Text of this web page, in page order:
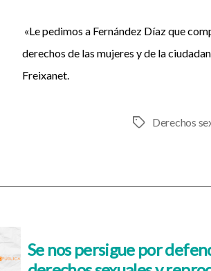
«Le pedimos a Fernández Díaz que
derechos de las mujeres y de la
Freixanet.
EtiquetasDerechos
Se nos persigue por